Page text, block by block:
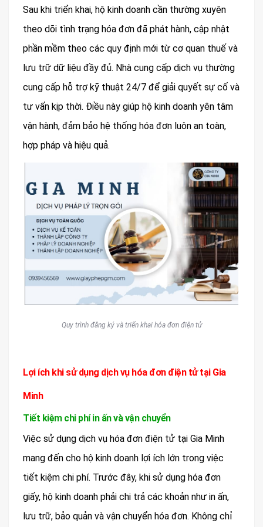
Sau khi triển khai, hộ kinh doanh cần thường xuyên
theo dõi tình trạng hóa đơn đã phát hành, cập nhật
phần mềm theo các quy định mới từ cơ quan thuế và
lưu trữ dữ liệu đầy đủ. Nhà cung cấp dịch vụ thường
cung cấp hỗ trợ kỹ thuật 24/7 để giải quyết sự cố và
tư vấn kịp thời. Điều này giúp hộ kinh doanh yên tâm
vận hành, đảm bảo hệ thống hóa đơn luôn an toàn,
hợp pháp và hiệu quả.
Quy trình đăng ký và triển khai hóa đơn điện tử
Lợi ích khi sử dụng dịch vụ hóa đơn điện tử tại Gia
Minh
Tiết kiệm chi phí in ấn và vận chuyển
Việc sử dụng dịch vụ hóa đơn điện tử tại Gia Minh
mang đến cho hộ kinh doanh lợi ích lớn trong việc
tiết kiệm chi phí. Trước đây, khi sử dụng hóa đơn
giấy, hộ kinh doanh phải chi trả các khoản như in ấn,
lưu trữ, bảo quản và vận chuyển hóa đơn. Không chỉ